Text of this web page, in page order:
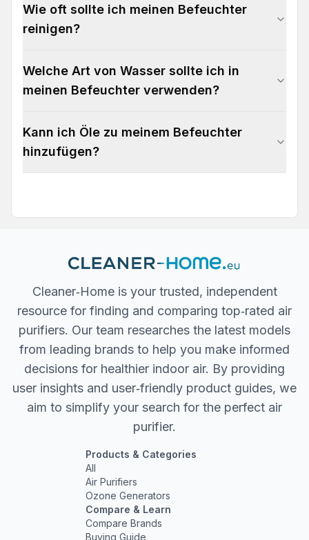
Wie oft sollte ich meinen Befeuchter
reinigen?
Welche Art von Wasser sollte ich in
meinen Befeuchter verwenden?
Kann ich Öle zu meinem Befeuchter
hinzufügen?
Cleaner‐Home is your trusted, independent
resource for finding and comparing top‐rated air
purifiers. Our team researches the latest models
from leading brands to help you make informed
decisions for healthier indoor air. By providing
user insights and user‐friendly product guides, we
aim to simplify your search for the perfect air
purifier.
Products & Categories
All
Air Purifiers
Ozone Generators
Compare & Learn
Compare Brands
Buying Guide